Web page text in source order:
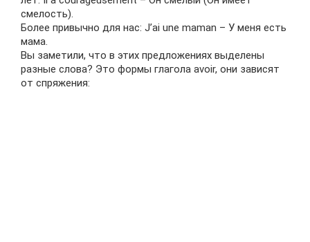
смелость).
Более привычно для нас: J’ai une maman – У меня есть
мама.
Вы заметили, что в этих предложениях выделены
разные слова? Это формы глагола avoir, они зависят
от спряжения: